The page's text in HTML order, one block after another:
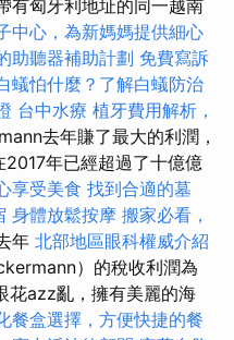
有匈牙利地址的同一越南
中心，為新媽媽提供細心
助聽器補助計劃 免費寫訴
蟻怕什麼？了解白蟻防治
台中水療 植牙費用解析，
去年賺了最大的利潤，
年已經超過了十億億
享受美食 找到合適的墓
身體放鬆按摩 搬家必看，
年 北部地區眼科權威介紹
）的稅收利潤為
花azz亂，擁有美麗的海
餐盒選擇，方便快捷的餐